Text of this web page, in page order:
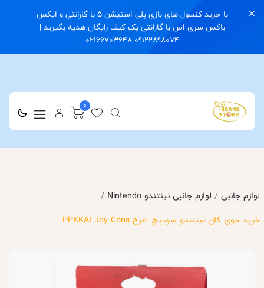
با خرید کنسول های بازی پلی استیشن 5 با گارانتی و ایکس
باکس سری اس با گارانتی یک کیف رایگان هدیه بگیرید |
09122898074 02166703648
0
لوازم جانبی / لوازم جانبی نینتندو Nintendo /
خرید جوی کان نینتندو سوییچ -طرح PPKKAI Joy Cons